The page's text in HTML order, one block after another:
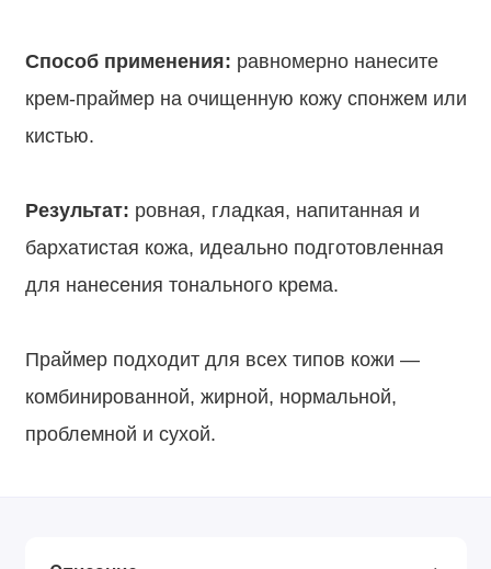
Способ применения: равномерно нанесите
крем-праймер на очищенную кожу спонжем или
кистью.
Результат: ровная, гладкая, напитанная и
бархатистая кожа, идеально подготовленная
для нанесения тонального крема.
Праймер подходит для всех типов кожи —
комбинированной, жирной, нормальной,
проблемной и сухой.